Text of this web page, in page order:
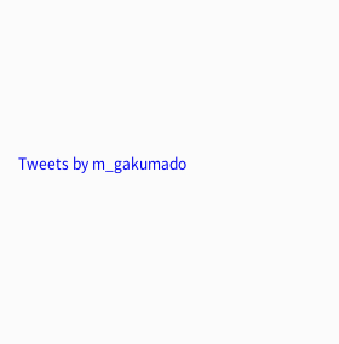
Tweets by m_gakumado